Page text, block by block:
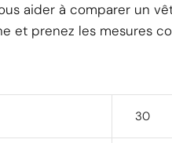
aider à comparer un
et prenez les mesures
30